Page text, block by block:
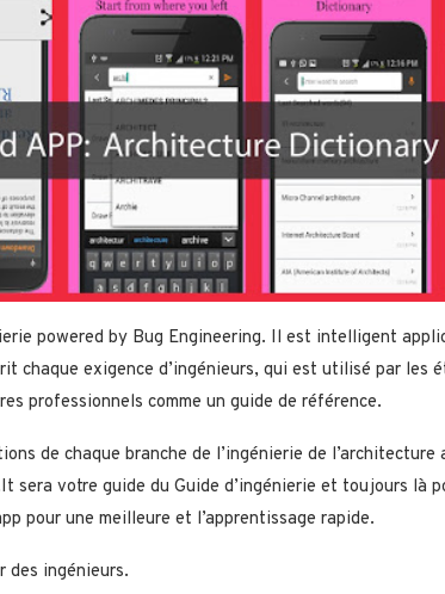
powered by Bug Engineering. Il est intelligent
chaque exigence d’ingénieurs, qui est utilisé par les
professionnels comme un guide de référence.
de chaque branche de l’ingénierie de l’architecture
sera votre guide du Guide d’ingénierie et toujours là
pour une meilleure et l’apprentissage rapide.
ingénieurs.